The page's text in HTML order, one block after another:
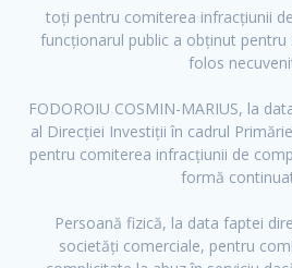
toți pentru comiterea infracțiunii
funcționarul public a obținut pentru
folos
FODOROIU COSMIN-MARIUS, la
al Direcției Investiții în cadrul
pentru comiterea infracțiunii de
formă
Persoană fizică, la data faptei
societăți comerciale, pentru